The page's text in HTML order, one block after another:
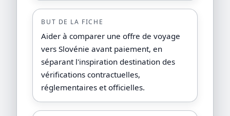
BUT DE LA FICHE
Aider à comparer une offre de voyage
vers Slovénie avant paiement, en
séparant l'inspiration destination des
vérifications contractuelles,
réglementaires et officielles.